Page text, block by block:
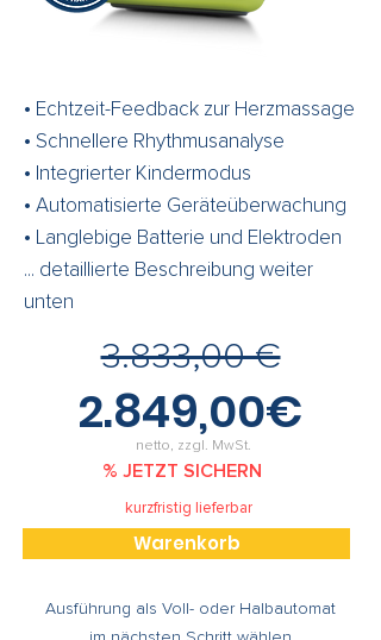
• Echtzeit-Feedback zur Herzmassage
• Schnellere Rhythmusanalyse
• Integrierter Kindermodus
• Automatisierte Geräteüberwachung
• Langlebige Batterie und Elektroden
... detaillierte Beschreibung weiter
unten
2.849,00€
3.833,00 €
netto, zzgl. MwSt.
% JETZT SICHERN
kurzfristig lieferbar
Warenkorb
Ausführung als Voll- oder Halbautomat